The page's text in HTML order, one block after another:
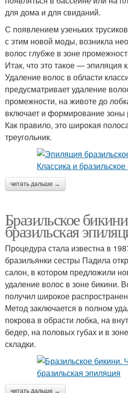
для дома и для свиданий.
С появлением узеньких
с этим новой моды, возникла
волос глубже в зоне
Итак, что это такое — эпиляция
Удаление волос в области
предусматривает удаление
промежности, на животе до
включает и формирование зоны
Как правило, это широкая
треугольник.
читать дальше →
Бразильское
бразильская
Процедура стала известна в
бразильянки сестры Падила
салон, в котором предложили
удаление волос в зоне бикини.
получил широкое
Метод заключается в полном
покрова в обрасти лобка, на
бедер, на половых губах и в
складки.
читать дальше →